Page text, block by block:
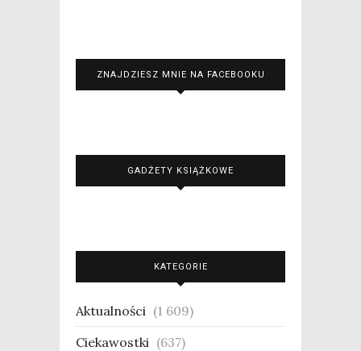
ZNAJDZIESZ MNIE NA FACEBOOKU
GADŻETY KSIĄŻKOWE
KATEGORIE
Aktualności (1 609)
Ciekawostki (637)